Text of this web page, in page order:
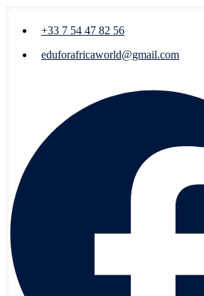
+33 7 54 47 82 56
eduforafricaworld@gmail.com